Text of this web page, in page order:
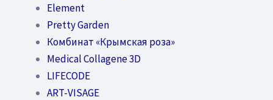
Element
Pretty Garden
Комбинат «Крымская роза»
Medical Collagene 3D
LIFECODE
ART-VISAGE